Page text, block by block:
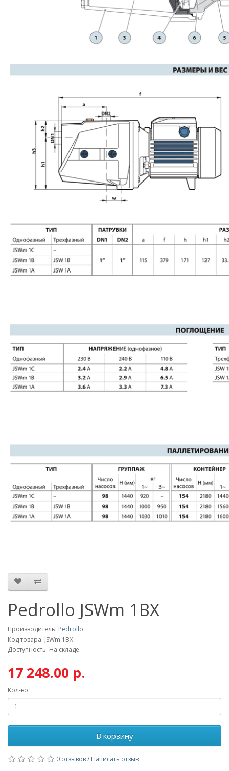
Pedrollo JSWm 1ВХ
Производитель: Pedrollo
Код товара: JSWm 1ВХ
Доступность: На складе
17 248.00 р.
Кол-во
В корзину
0 отзывов/ Написать отзыв